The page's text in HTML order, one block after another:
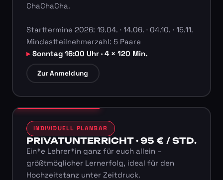
ChaChaCha.
Starttermine 2026: 19.04. · 14.06. · 04.10. · 15.11.
Mindestteilnehmerzahl: 5 Paare
Sonntag 16:00 Uhr · 4 × 120 Min.
Zur Anmeldung
INDIVIDUELL PLANBAR
PRIVATUNTERRICHT · 95 € / STD.
Ein*e Lehrer*in ganz für euch allein –
größtmöglicher Lernerfolg, ideal für den
Hochzeitstanz unter Zeitdruck.